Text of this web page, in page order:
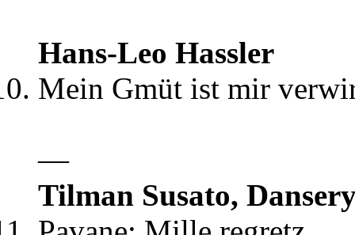
Hans-Leo Hassler
Mein Gmüt ist mir
—
Tilman Susato,